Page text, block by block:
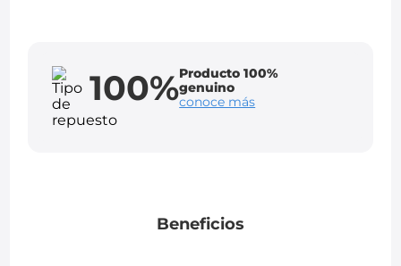
100%Producto 100%
genuino
conoce más
Beneficios